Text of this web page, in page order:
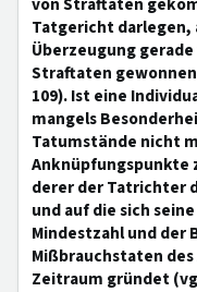
Tatgericht darlegen,
Überzeugung
Straftaten
109). Ist eine
mangels
Tatumstände nicht
Anknüpfungspunkte
derer der Tatrichter
und auf die sich
Mindestzahl und der
Mißbrauchstaten
Zeitraum gründet